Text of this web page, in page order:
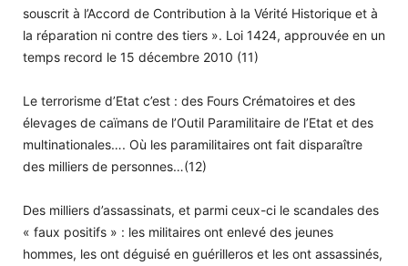
souscrit à l’Accord de Contribution à la Vérité Historique et à
la réparation ni contre des tiers ». Loi 1424, approuvée en un
temps record le 15 décembre 2010 (11)
Le terrorisme d’Etat c’est : des Fours Crématoires et des
élevages de caïmans de l’Outil Paramilitaire de l’Etat et des
multinationales…. Où les paramilitaires ont fait disparaître
des milliers de personnes…(12)
Des milliers d’assassinats, et parmi ceux-ci le scandales des
« faux positifs » : les militaires ont enlevé des jeunes
hommes, les ont déguisé en guérilleros et les ont assassinés,